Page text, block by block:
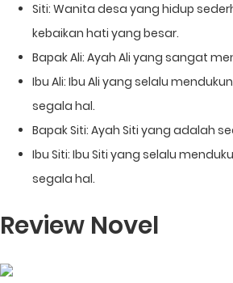
Siti: Wanita desa yang hidup
kebaikan hati yang besar.
Bapak Ali: Ayah Ali yang sangat
Ibu Ali: Ibu Ali yang selalu
segala hal.
Bapak Siti: Ayah Siti yang adalah
Ibu Siti: Ibu Siti yang selalu
segala hal.
Review Novel